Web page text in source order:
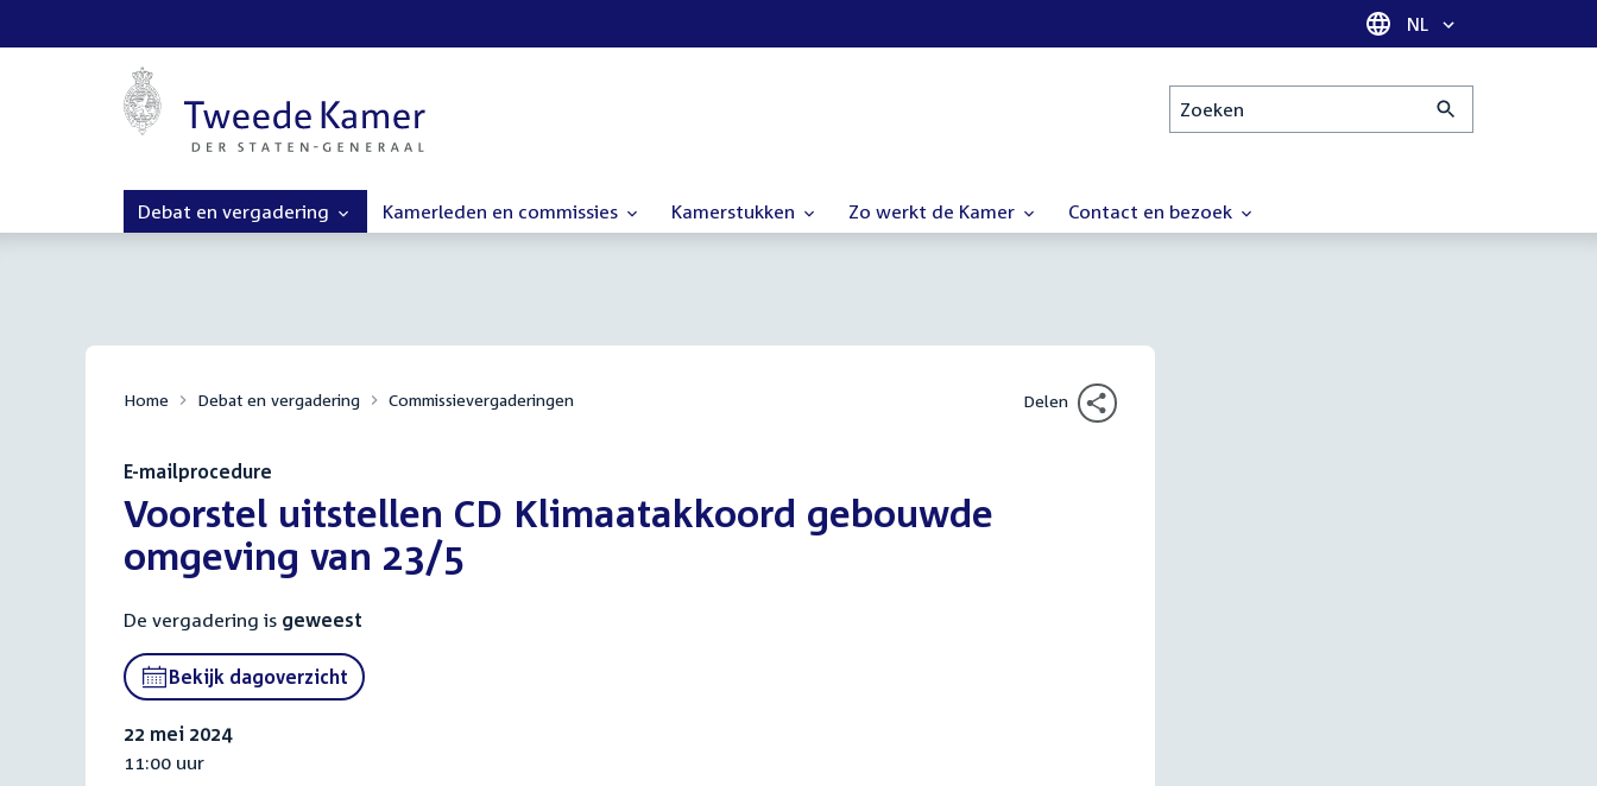
Taal selectie
NL
Zoeken
Debat en vergadering Kamerleden en commissies Kamerstukken Zo werkt de Kamer Contact en bezoek
Home Debat en vergadering Commissievergaderingen Delen
E-mailprocedure
:Voorstel uitstellen CD Klimaatakkoord gebouwde
omgeving van 23/5
De vergadering is geweest
Bekijk dagoverzicht
22 mei 2024
11:00 uur